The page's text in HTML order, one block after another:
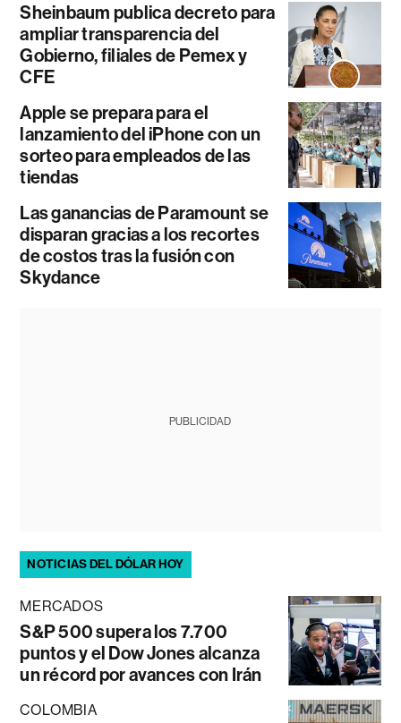
Sheinbaum publica decreto para
ampliar transparencia del
Gobierno, filiales de Pemex y
CFE
Apple se prepara para el
lanzamiento del iPhone con un
sorteo para empleados de las
tiendas
Las ganancias de Paramount se
disparan gracias a los recortes
de costos tras la fusión con
Skydance
PUBLICIDAD
NOTICIAS DEL DÓLAR HOY
MERCADOS
S&P 500 supera los 7.700
puntos y el Dow Jones alcanza
un récord por avances con Irán
COLOMBIA